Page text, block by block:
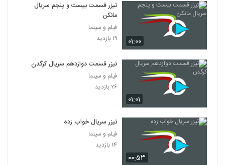
۰۱:۰۰
تیزر قسمت بیست و پنجم سریال
مانکن
فیلم و سینما
۱۹ بازدید
۰۱:۰۱
تیزر قسمت دوازدهم سریال کرگدن
فیلم و سینما
۲۶ بازدید
۰۰:۵۳
تیزر سریال خواب زده
فیلم و سینما
۱۴ بازدید